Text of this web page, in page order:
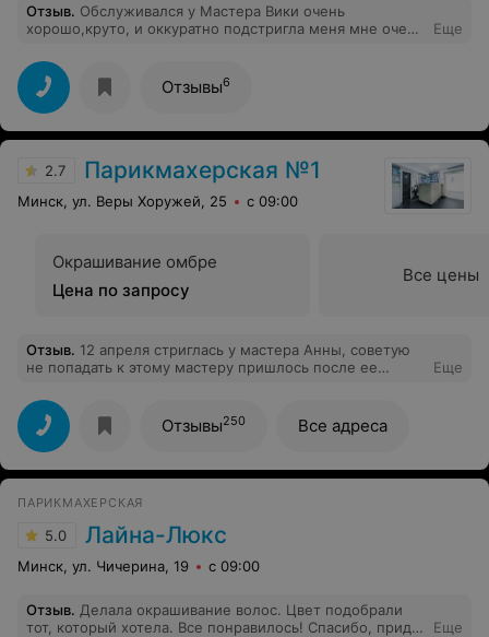
Отзыв. Обслуживался у Мастера Вики очень
хорошо,круто, и оккуратно подстригла меня мне очень
Еще
Отзывы6
2.7 Парикмахерская №1
Минск, ул. Веры Хоружей, 25 с 09:00
Окрашивание омбре
Цена по запросу
Все цены
Отзыв. 12 апреля стриглась у мастера Анны, советую
не попадать к этому мастеру пришлось после ее
Еще
Отзывы250 Все адреса
ПАРИКМАХЕРСКАЯ
5.0 Лайна-Люкс
Минск, ул. Чичерина, 19 с 09:00
Отзыв. Делала окрашивание волос. Цвет подобрали
тот, который хотела. Все понравилось! Спасибо, приду
Еще